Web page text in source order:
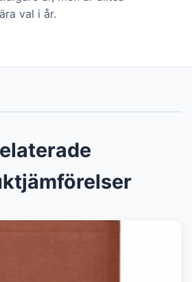
val i år.